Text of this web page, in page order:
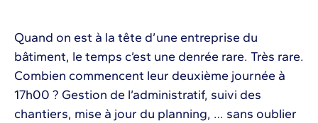
Quand on est à la tête d’une entreprise du
bâtiment, le temps c’est une denrée rare. Très rare.
Combien commencent leur deuxième journée à
17h00 ? Gestion de l’administratif, suivi des
chantiers, mise à jour du planning, … sans oublier